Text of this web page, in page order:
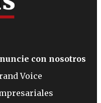
con nosotros
Voice